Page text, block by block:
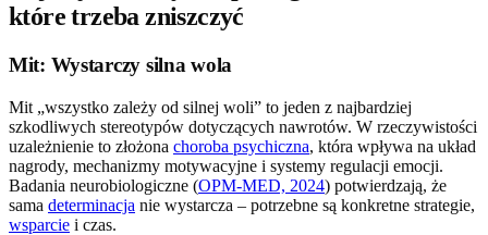
które trzeba zniszczyć
Mit: Wystarczy silna wola
Mit „wszystko zależy od silnej woli” to jeden z najbardziej
szkodliwych stereotypów dotyczących nawrotów. W rzeczywistości
uzależnienie to złożona choroba psychiczna, która wpływa na układ
nagrody, mechanizmy motywacyjne i systemy regulacji emocji.
Badania neurobiologiczne (OPM-MED, 2024) potwierdzają, że
sama determinacja nie wystarcza – potrzebne są konkretne strategie,
wsparcie i czas.